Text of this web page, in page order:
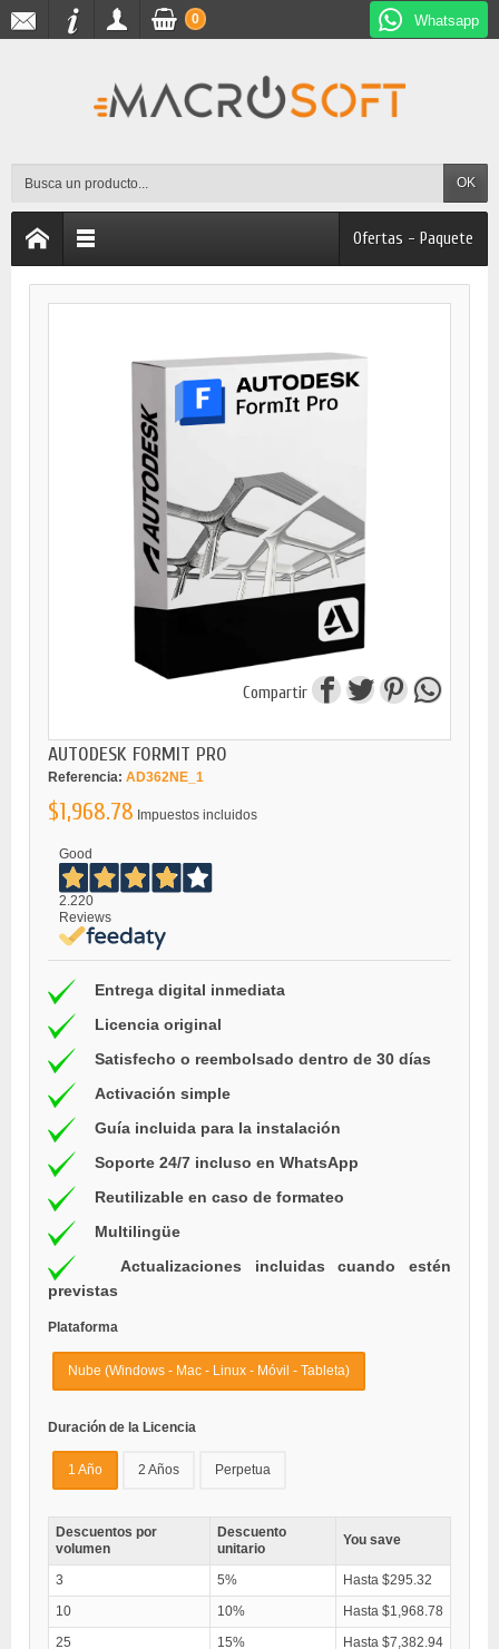
Whatsapp
OK
0
Ofertas - Paquete
Compartir
AUTODESK FORMIT PRO
Referencia: AD362NE_1
$1,968.78 Impuestos incluidos
Good
2.220
Reviews
Entrega digital inmediata
Licencia original
Satisfecho o reembolsado dentro de 30 días
Activación simple
Guía incluida para la instalación
Soporte 24/7 incluso en WhatsApp
Reutilizable en caso de formateo
Multilingüe
Actualizaciones incluidas cuando estén
previstas
Plataforma
Nube (Windows - Mac - Linux - Móvil - Tableta)
Duración de la Licencia
1 Año 2 Años Perpetua
Descuentos por
volumen
Descuento
unitario
You save
3 5%
Hasta $295.32
10
10%
Hasta $1,968.78
25
15% Hasta $7,382.94